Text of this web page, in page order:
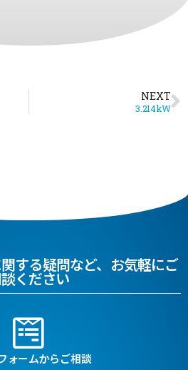
NEXT
3.214kW
する疑問など、お気軽にご
ください
ォームからご相談